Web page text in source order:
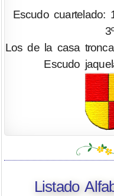
Escudo cuartelado:
Los de la casa
Escudo
Listado